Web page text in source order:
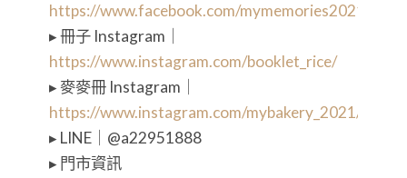
https://www.facebook.com/mymemories2021
▸ 冊子 Instagram｜
https://www.instagram.com/booklet_rice/
▸ 麥麥冊 Instagram｜
https://www.instagram.com/mybakery_2021/
▸ LINE｜@a22951888
▸ 門市資訊